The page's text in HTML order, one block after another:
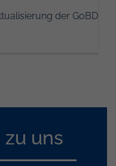
der GoBD
uns